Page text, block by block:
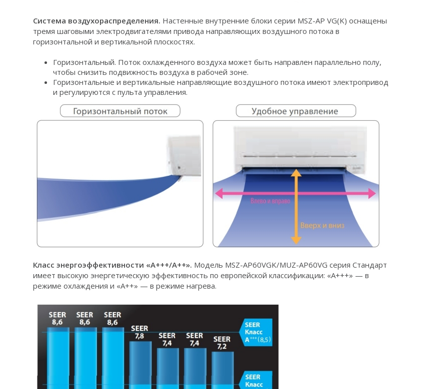
Система воздухораспределения. Настенные внутренние блоки серии MSZ-AP VG(K) оснащены
тремя шаговыми электродвигателями привода направляющих воздушного потока в
горизонтальной и вертикальной плоскостях.
Горизонтальный. Поток охлажденного воздуха может быть направлен параллельно полу,
чтобы снизить подвижность воздуха в рабочей зоне.
Горизонтальные и вертикальные направляющие воздушного потока имеют электропривод
и регулируются с пульта управления.
Класс энергоэффективности «А+++/A++». Модель MSZ-AP60VGK/MUZ-AP60VG серия Стандарт
имеет высокую энергетическую эффективность по европейской классификации: «А+++» — в
режиме охлаждения и «A++» — в режиме нагрева.